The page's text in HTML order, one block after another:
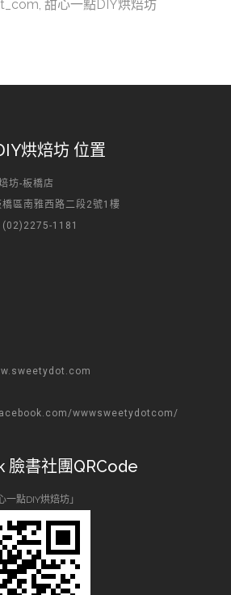
甜心一點DIY烘焙坊
烘焙坊 位置
坊-板橋店
區南雅西路二段2號1樓
(02)2275-1181
wwwsweetydotcom/
臉書社團QRCode
點DIY烘焙坊」